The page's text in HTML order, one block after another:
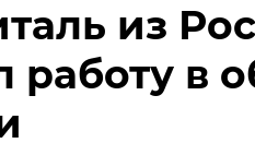
из
работу в